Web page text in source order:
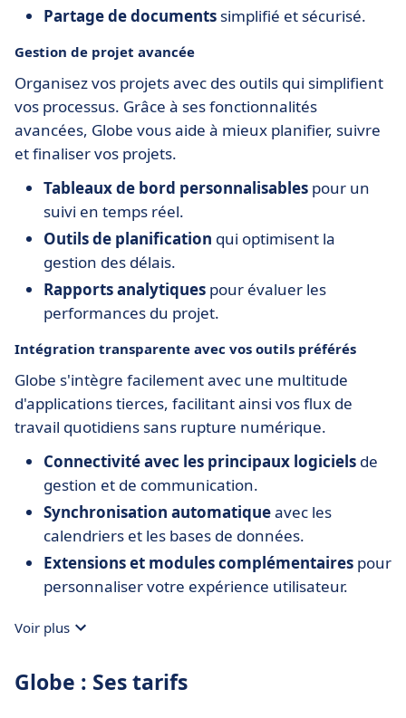
Partage de documents simplifié et sécurisé.
Gestion de projet avancée
Organisez vos projets avec des outils qui simplifient
vos processus. Grâce à ses fonctionnalités
avancées, Globe vous aide à mieux planifier, suivre
et finaliser vos projets.
Tableaux de bord personnalisables pour un
suivi en temps réel.
Outils de planification qui optimisent la
gestion des délais.
Rapports analytiques pour évaluer les
performances du projet.
Intégration transparente avec vos outils préférés
Globe s'intègre facilement avec une multitude
d'applications tierces, facilitant ainsi vos flux de
travail quotidiens sans rupture numérique.
Connectivité avec les principaux logiciels de
gestion et de communication.
Synchronisation automatiqueavec les
calendriers et les bases de données.
Extensions et modules complémentaires pour
personnaliser votre expérience utilisateur.
Voir plus
Globe : Ses tarifs